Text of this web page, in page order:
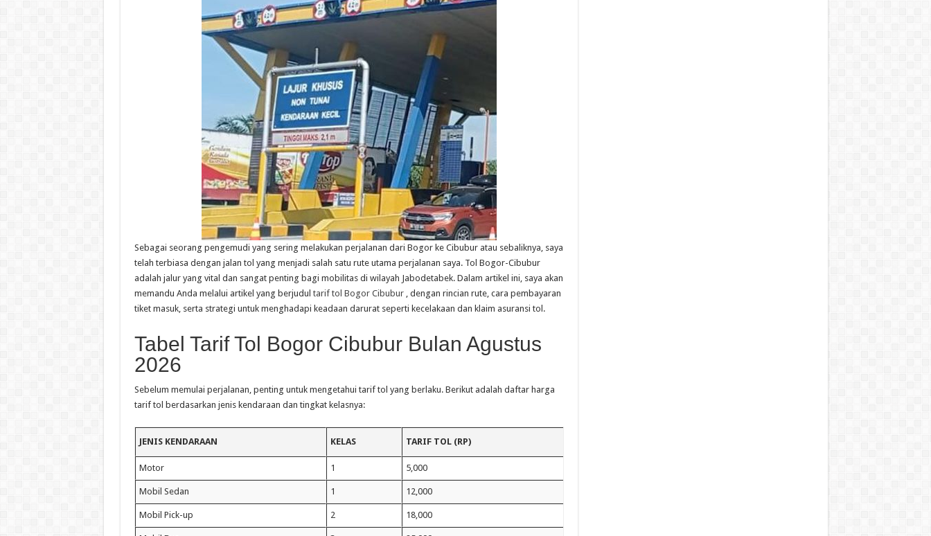
Sebagai seorang pengemudi yang sering melakukan perjalanan dari Bogor ke Cibubur atau sebaliknya, saya
telah terbiasa dengan jalan tol yang menjadi salah satu rute utama perjalanan saya. Tol Bogor-Cibubur
adalah jalur yang vital dan sangat penting bagi mobilitas di wilayah Jabodetabek. Dalam artikel ini, saya akan
memandu Anda melalui artikel yang berjudul tarif tol Bogor Cibubur, dengan rincian rute, cara pembayaran
tiket masuk, serta strategi untuk menghadapi keadaan darurat seperti kecelakaan dan klaim asuransi tol.
Tabel Tarif Tol Bogor Cibubur Bulan Agustus
2026
Sebelum memulai perjalanan, penting untuk mengetahui tarif tol yang berlaku. Berikut adalah daftar harga
tarif tol berdasarkan jenis kendaraan dan tingkat kelasnya:
JENIS KENDARAAN KELAS TARIF TOL (RP)
Motor 1 5,000
Mobil Sedan 1 12,000
Mobil Pick-up 2 18,000